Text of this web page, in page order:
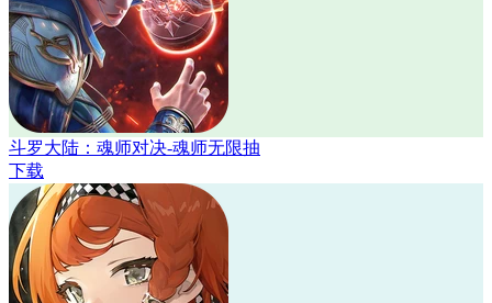
斗罗大陆：魂师对决-魂师无限抽
下载